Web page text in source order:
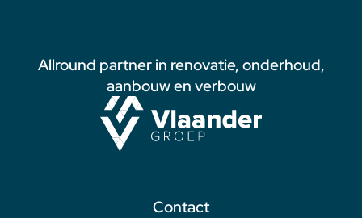
Allround partner in renovatie, onderhoud,
aanbouw en verbouw
Contact